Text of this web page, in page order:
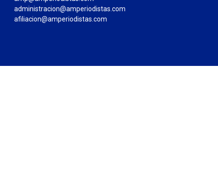
administracion@amperiodistas.com
afiliacion@amperiodistas.com